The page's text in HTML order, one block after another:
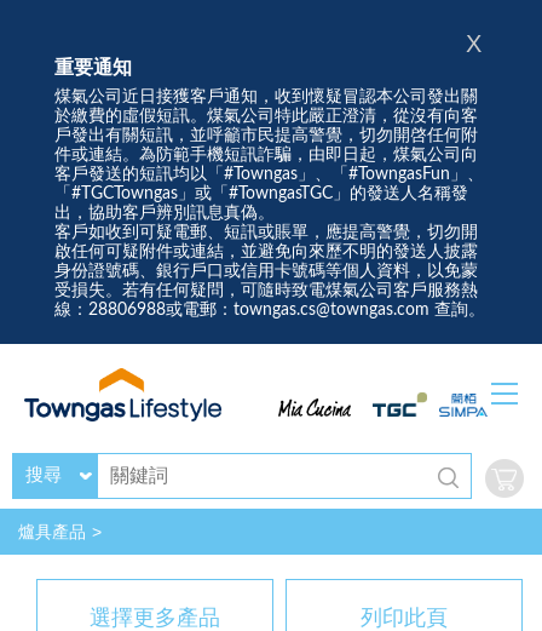
重要通知
煤氣公司近日接獲客戶通知，收到懷疑冒認本公司發出關
於繳費的虛假短訊。煤氣公司特此嚴正澄清，從沒有向客
戶發出有關短訊，並呼籲市民提高警覺，切勿開啓任何附
件或連結。為防範手機短訊詐騙，由即日起，煤氣公司向
客戶發送的短訊均以「#Towngas」、「#TowngasFun」、
「#TGCTowngas」或「#TowngasTGC」的發送人名稱發
出，協助客戶辨別訊息真偽。
客戶如收到可疑電郵、短訊或賬單，應提高警覺，切勿開
啟任何可疑附件或連結，並避免向來歷不明的發送人披露
身份證號碼、銀行戶口或信用卡號碼等個人資料，以免蒙
受損失。若有任何疑問，可隨時致電煤氣公司客戶服務熱
線：28806988或電郵：towngas.cs@towngas.com 查詢。
X
搜尋
爐具產品
選擇更多產品 列印此頁